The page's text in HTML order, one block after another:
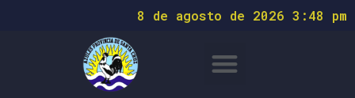
8 de agosto de 2026 3:48 pm